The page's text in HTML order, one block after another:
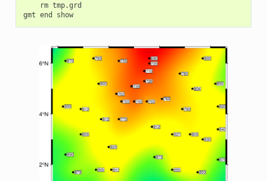
rm tmp.grd
gmt end show